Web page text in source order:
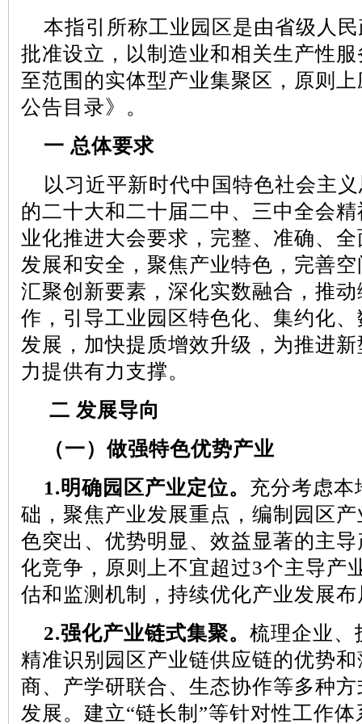
本指引所称工业园区是由省级人
批准设立，以制造业和相关生产性
至范围的实体型产业集聚区，原则
公告目录》。
一 总体要求
以习近平新时代中国特色社会主
的二十大和二十届二中、三中全会
业化推进大会要求，完整、准确、
发展和安全，聚焦产业特色，完善
汇聚创新要素，深化实数融合，推
作，引导工业园区特色化、集约化
发展，加快提质增效升级，为推进
力提供有力支撑。
二 发展导向
（一）做强特色优势产业
1.明确园区产业定位。 充分考虑本
础，聚焦产业发展重点，编制园区
色突出、优势明显、效益显著的主
化竞争，原则上不宜超过3个主导产
估和监测机制，持续优化产业发展布
2.强化产业链式集聚。梳理企业、
精准识别园区产业链供应链的优势
商、产学研联合、生态协作等多种
发展。建立“链长制”等针对性工作